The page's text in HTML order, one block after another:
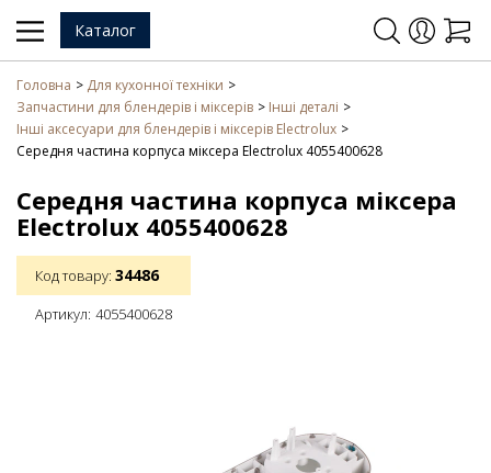
Каталог
Головна
Для кухонної техніки
Запчастини для блендерів і міксерів
Інші деталі
Інші аксесуари для блендерів і міксерів Electrolux
Середня частина корпуса міксера Electrolux 4055400628
Середня частина корпуса міксера
Electrolux 4055400628
Код товару: 34486
Артикул: 4055400628